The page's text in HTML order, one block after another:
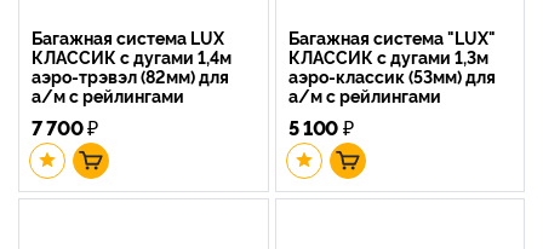
Багажная система LUX
КЛАССИК с дугами 1,4м
аэро-трэвэл (82мм) для
а/м с рейлингами
7 700₽
Багажная система "LUX"
КЛАССИК с дугами 1,3м
аэро-классик (53мм) для
а/м с рейлингами
5 100₽